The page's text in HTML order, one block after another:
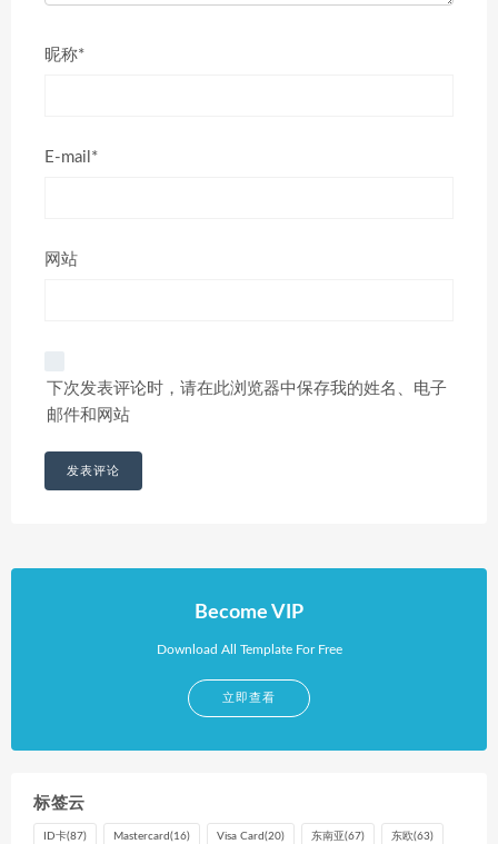
昵称*
E-mail*
网站
下次发表评论时，请在此浏览器中保存我的姓名、电子
邮件和网站
Become VIP
Download All Template For Free
立即查看
标签云
ID卡(87) Mastercard (16) Visa Card (20) 东南亚(67) 东欧(63)